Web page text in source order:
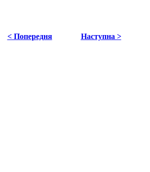
< Попередня Наступна >